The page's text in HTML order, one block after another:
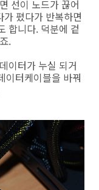
선이 노드가 끊어
폈다가 반복하면
합니다. 덕분에 겉
.
이터가 누실 되거
이터케이블을 바꿔